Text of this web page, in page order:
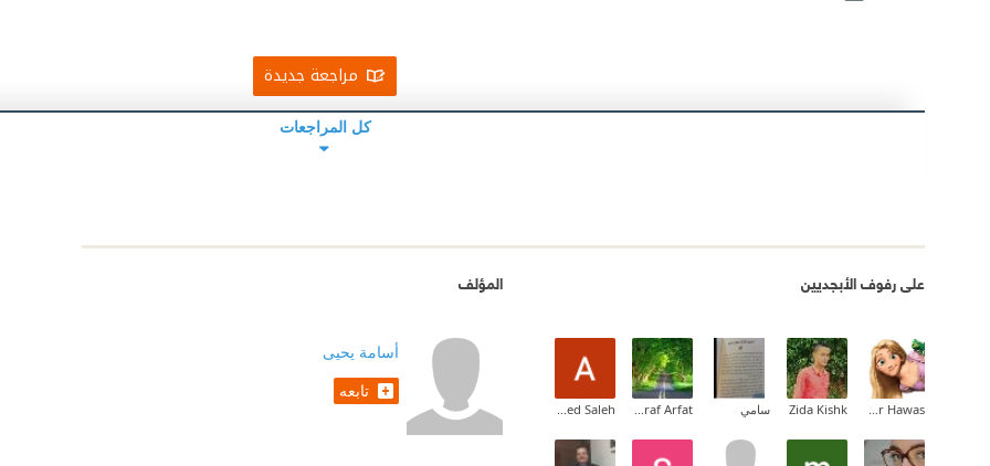
مراجعة جديدة
كل المراجعات
على رفوف الأبجديين
Hadeer Hawas
Zida Kishk سامي Ashraf Arfat
Ahmed Saleh
المؤلف
أسامة يحيى
تابعه